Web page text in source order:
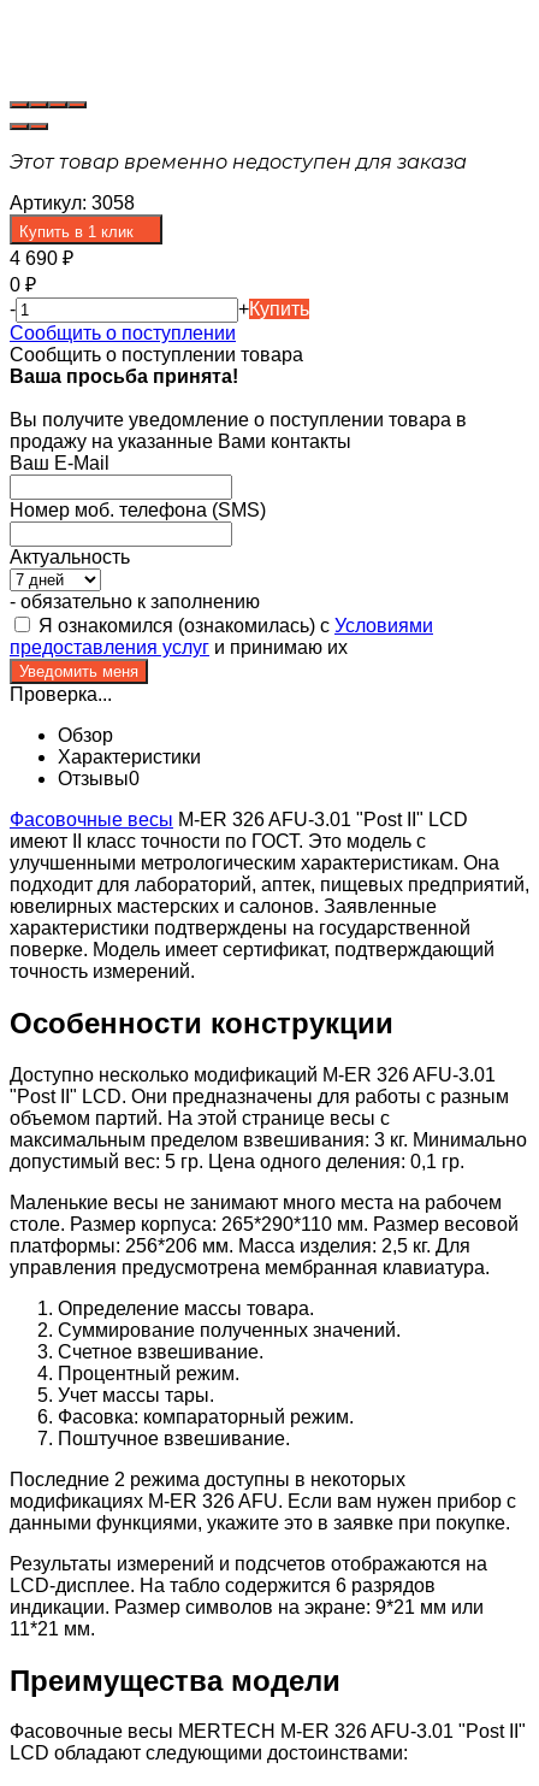
Этот товар временно недоступен для заказа
Артикул: 3058
Купить в 1 клик
4 690 ₽
0 ₽
-
+Купить
Сообщить о поступлении
Сообщить о поступлении товара
Ваша просьба принята!
Вы получите уведомление о поступлении товара в
продажу на указанные Вами контакты
Ваш E-Mail
Номер моб. телефона (SMS)
Актуальность
- обязательно к заполнению
Я ознакомился (ознакомилась) с Условиями
предоставления услуг и принимаю их
Проверка...
Обзор
Характеристики
Отзывы0
Фасовочные весы M-ER 326 AFU-3.01 "Post II" LCD
имеют II класс точности по ГОСТ. Это модель с
улучшенными метрологическим характеристикам. Она
подходит для лабораторий, аптек, пищевых предприятий,
ювелирных мастерских и салонов. Заявленные
характеристики подтверждены на государственной
поверке. Модель имеет сертификат, подтверждающий
точность измерений.
Особенности конструкции
Доступно несколько модификаций M-ER 326 AFU-3.01
"Post II" LCD. Они предназначены для работы с разным
объемом партий. На этой странице весы с
максимальным пределом взвешивания: 3 кг. Минимально
допустимый вес: 5 гр. Цена одного деления: 0,1 гр.
Маленькие весы не занимают много места на рабочем
столе. Размер корпуса: 265*290*110 мм. Размер весовой
платформы: 256*206 мм. Масса изделия: 2,5 кг. Для
управления предусмотрена мембранная клавиатура.
Определение массы товара.
Суммирование полученных значений.
Счетное взвешивание.
Процентный режим.
Учет массы тары.
Фасовка: компараторный режим.
Поштучное взвешивание.
Последние 2 режима доступны в некоторых
модификациях M-ER 326 AFU. Если вам нужен прибор с
данными функциями, укажите это в заявке при покупке.
Результаты измерений и подсчетов отображаются на
LCD-дисплее. На табло содержится 6 разрядов
индикации. Размер символов на экране: 9*21 мм или
11*21 мм.
Преимущества модели
Фасовочные весы MERTECH M-ER 326 AFU-3.01 "Post II"
LCD обладают следующими достоинствами: